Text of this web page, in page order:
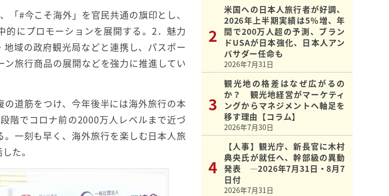
#今こそ海外」を官民共通の旗印とし、
的にプロモーションを展開する。2．魅力
域の政府観光局などと連携し、パスポー
旅行商品の展開などを強力に推進してい
道筋をつけ、今年後半には海外旅行の本
階でコロナ前の2000万人レベルまで近づ
一刻も早く、海外旅行を楽しむ日本人旅
た。
米国への日本人旅行者が好調、
2026年上半期実績は5％増、年
間で200万人超の予測、ブラン
ドUSAが日本強化、日本人アン
バサダー任命も
2026年7月31日
観光地の格差はなぜ広がるの
か？ 観光地経営がマーケティ
ングからマネジメントへ軸足を
移す理由【コラム】
2026年7月30日
【人事】観光庁、新長官に木村
典央氏が就任へ、幹部級の異動
発表 ―2026年7月31日・8月7
日付
2026年7月31日